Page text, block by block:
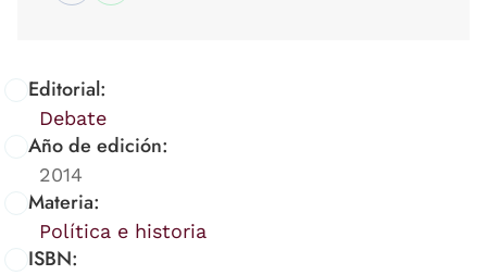
Editorial:
Debate
Año de edición:
2014
Materia:
Política e historia
ISBN: